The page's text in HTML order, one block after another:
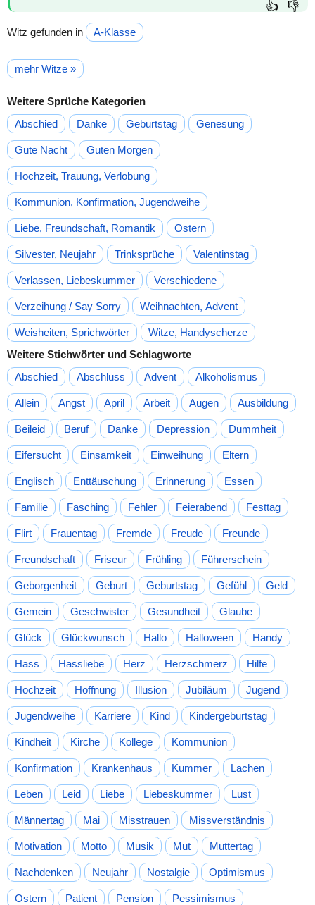
👍 👎
Witz gefunden in A-Klasse
mehr Witze »
Weitere Sprüche Kategorien
Abschied
Danke Geburtstag Genesung
Gute Nacht Guten Morgen
Hochzeit, Trauung, Verlobung
Kommunion, Konfirmation, Jugendweihe
Liebe, Freundschaft, Romantik Ostern
Silvester, Neujahr Trinksprüche Valentinstag
Verlassen, Liebeskummer Verschiedene
Verzeihung / Say Sorry Weihnachten, Advent
Weisheiten, Sprichwörter
Witze, Handyscherze
Weitere Stichwörter und Schlagworte
Abschied
Abschluss Advent Alkoholismus
Allein Angst April Arbeit Augen Ausbildung
Beileid Beruf Danke Depression Dummheit
Eifersucht Einsamkeit Einweihung Eltern
Englisch Enttäuschung Erinnerung Essen
Familie Fasching Fehler Feierabend Festtag
Flirt Frauentag Fremde Freude Freunde
Freundschaft Friseur Frühling Führerschein
Geborgenheit Geburt Geburtstag Gefühl Geld
Gemein Geschwister Gesundheit Glaube
Glück Glückwunsch Hallo Halloween Handy
Hass Hassliebe Herz Herzschmerz Hilfe
Hochzeit Hoffnung Illusion Jubiläum Jugend
Jugendweihe Karriere Kind Kindergeburtstag
Kindheit Kirche Kollege Kommunion
Konfirmation Krankenhaus Kummer Lachen
Leben Leid Liebe Liebeskummer Lust
Männertag Mai Misstrauen Missverständnis
Motivation Motto Musik Mut Muttertag
Nachdenken Neujahr Nostalgie Optimismus
Ostern Patient Pension Pessimismus